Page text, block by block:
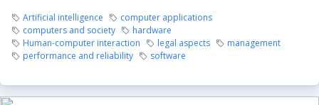
Artificial intelligence
computer applications
computers and society
hardware
Human-computer interaction
legal aspects
management
performance and reliability
software